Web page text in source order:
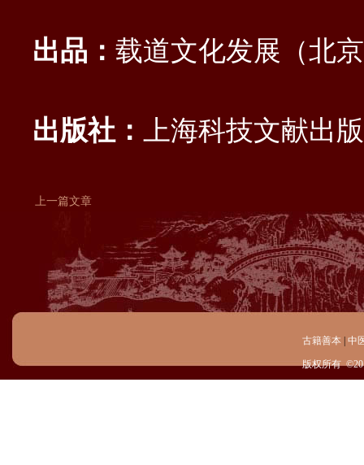
出品： 载道文化发展（北
出版社： 上海科技文献出
上一篇文章
古籍善本 中
版权所有